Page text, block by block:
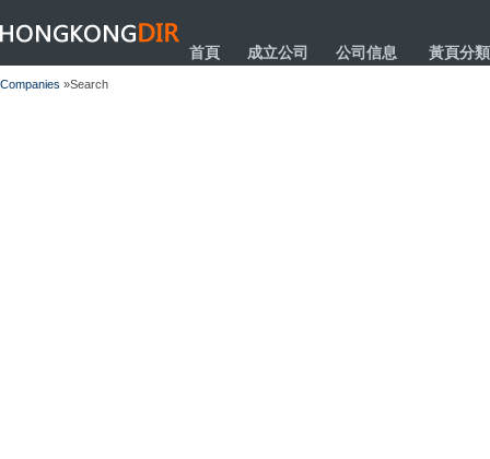
HONGKONGDIR
首頁 成立公司 公司信息 黃頁分類
Companies »Search